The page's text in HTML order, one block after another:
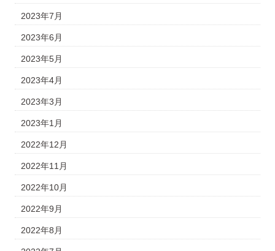
2023年7月
2023年6月
2023年5月
2023年4月
2023年3月
2023年1月
2022年12月
2022年11月
2022年10月
2022年9月
2022年8月